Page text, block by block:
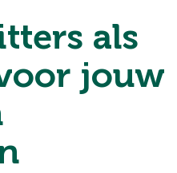
als
jouw